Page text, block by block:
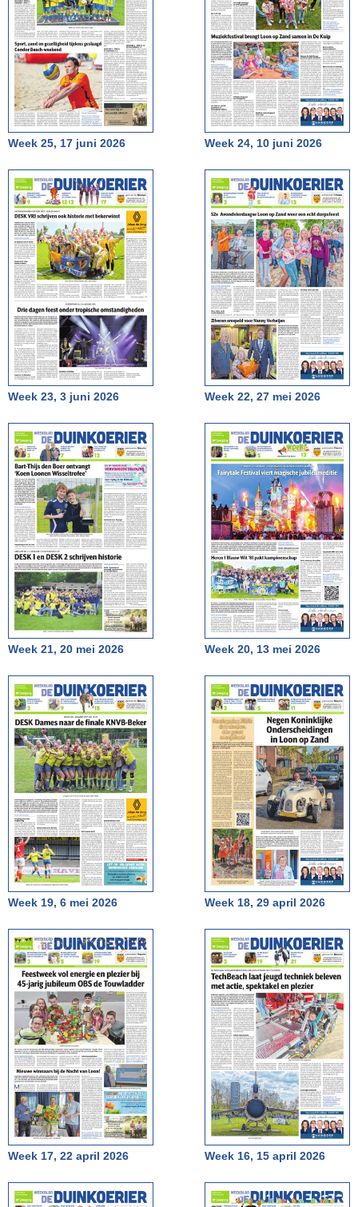
Week 25, 17 juni 2026 Week 24, 10 juni 2026
Week 23, 3 juni 2026 Week 22, 27 mei 2026
Week 21, 20 mei 2026 Week 20, 13 mei 2026
Week 19, 6 mei 2026 Week 18, 29 april 2026
Week 17, 22 april 2026 Week 16, 15 april 2026